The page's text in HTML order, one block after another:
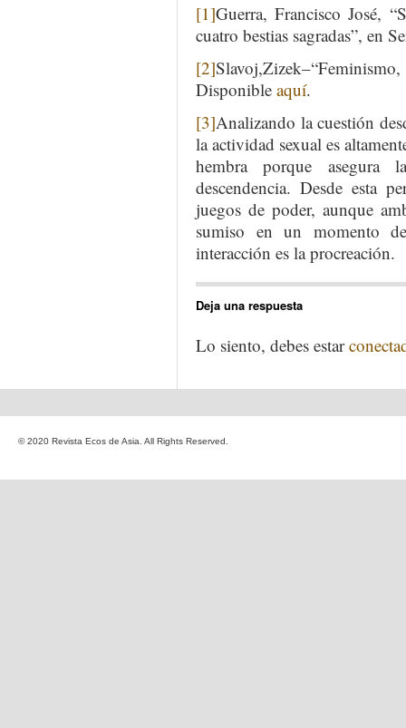
[1]Guerra, Francisco José,
cuatro bestias sagradas”, en
[2]
Disponible aquí.
[3]Analizando la cuestión
la actividad sexual es
hembra porque asegura
descendencia. Desde esta
juegos de poder, aunque
sumiso en un momento
interacción es la procreación.
Deja una respuesta
Lo siento, debes estar
© 2020 Revista Ecos de Asia. All Rights Reserved.